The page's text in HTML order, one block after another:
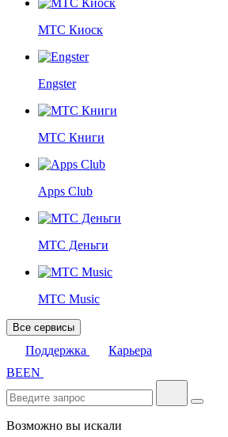
МТС Киоск
Engster
МТС Книги
Apps Club
МТС Деньги
МТС Music
Все сервисы
Поддержка
Карьера
BEEN
Возможно вы искали